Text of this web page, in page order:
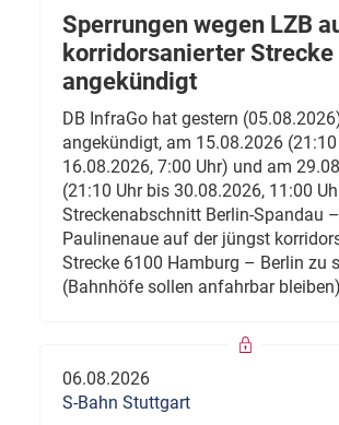
Sperrungen wegen LZB
korridorsanierter Strecke
angekündigt
DB InfraGo hat gestern
angekündigt, am 15.08.2026
16.08.2026, 7:00 Uhr) und am
(21:10 Uhr bis 30.08.2026, 11:00
Streckenabschnitt Berlin-Spandau –
Paulinenaue auf der jüngst
Strecke 6100 Hamburg – Berlin zu
(Bahnhöfe sollen anfahrbar
06.08.2026
S-Bahn Stuttgart